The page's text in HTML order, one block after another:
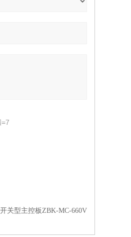
关型主控板ZBK-MC-660V